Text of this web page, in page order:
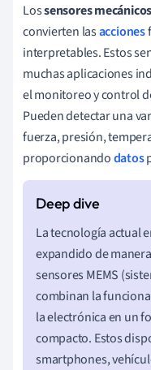
Lossensores mecánicos
convierten lasacciones
interpretables. Estos
muchas aplicaciones
el monitoreo y control
Pueden detectar una
fuerza, presión,
proporcionandodatos
La tecnología actual
expandido de
sensores MEMS
combinan la
la electrónica en un
compacto. Estos
smartphones,